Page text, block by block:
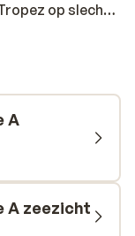
op slechts
is tegen een
stijl met
hier o.a. een
en
meer te
A
A zeezicht